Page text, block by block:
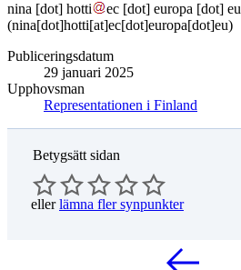
nina [dot] hotti ec [dot] europa [dot] eu
(nina[dot]hotti[at]ec[dot]europa[dot]eu)
Publiceringsdatum
29 januari 2025
Upphovsman
Representationen i Finland
Betygsätt sidan
ellerlämna fler synpunkter